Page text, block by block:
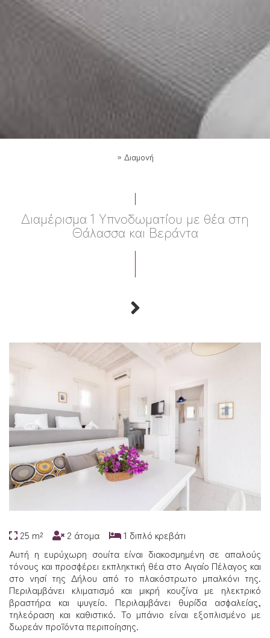
» Διαμονή
Διαμέρισμα 1 Υπνοδωματίου με θέα στη
Θάλασσα και Βεράντα
25 m² 2 άτομα
1 διπλό κρεβάτι
Αυτή η ευρύχωρη σουίτα είναι διακοσμημένη σε απαλούς
τόνους και προσφέρει εκπληκτική θέα στο Αιγαίο Πέλαγος και
στο νησί της Δήλου από το πλακόστρωτο μπαλκόνι της.
Περιλαμβάνει κλιματισμό και μικρή κουζίνα με ηλεκτρικό
βραστήρα και ψυγείο. Περιλαμβάνει θυρίδα ασφαλείας,
τηλεόραση και καθιστικό. Το μπάνιο είναι εξοπλισμένο με
δωρεάν προϊόντα περιποίησης.